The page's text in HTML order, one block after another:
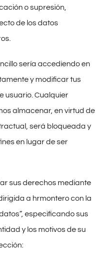
o supresión,
de los datos
sería accediendo en
y modificar tus
usuario. Cualquier
almacenar, en virtud de
será bloqueada y
en lugar de ser
sus derechos mediante
a hrmontero con la
especificando sus
y los motivos de su